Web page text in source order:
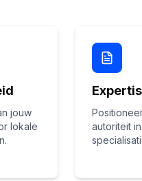
jouw
lokale
autoriteit